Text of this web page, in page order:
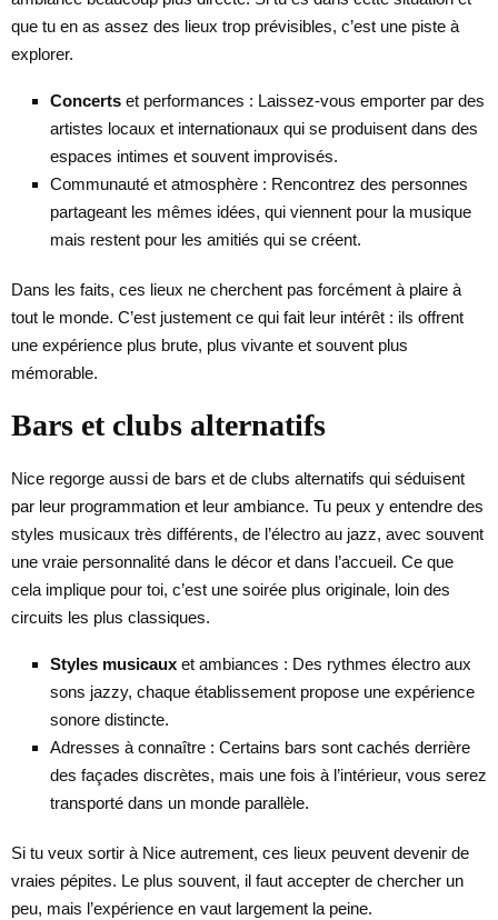
que tu en as assez des lieux trop prévisibles, c’est une piste à
explorer.
Concerts et performances : Laissez-vous emporter par des
artistes locaux et internationaux qui se produisent dans des
espaces intimes et souvent improvisés.
Communauté et atmosphère : Rencontrez des personnes
partageant les mêmes idées, qui viennent pour la musique
mais restent pour les amitiés qui se créent.
Dans les faits, ces lieux ne cherchent pas forcément à plaire à
tout le monde. C’est justement ce qui fait leur intérêt : ils offrent
une expérience plus brute, plus vivante et souvent plus
mémorable.
Bars et clubs alternatifs
Nice regorge aussi de bars et de clubs alternatifs qui séduisent
par leur programmation et leur ambiance. Tu peux y entendre des
styles musicaux très différents, de l’électro au jazz, avec souvent
une vraie personnalité dans le décor et dans l’accueil. Ce que
cela implique pour toi, c’est une soirée plus originale, loin des
circuits les plus classiques.
Styles musicaux et ambiances : Des rythmes électro aux
sons jazzy, chaque établissement propose une expérience
sonore distincte.
Adresses à connaître : Certains bars sont cachés derrière
des façades discrètes, mais une fois à l’intérieur, vous serez
transporté dans un monde parallèle.
Si tu veux sortir à Nice autrement, ces lieux peuvent devenir de
vraies pépites. Le plus souvent, il faut accepter de chercher un
peu, mais l’expérience en vaut largement la peine.